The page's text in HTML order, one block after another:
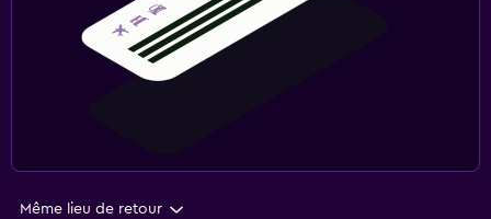
Même lieu de retour